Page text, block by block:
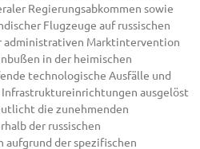
Regierungsabkommen sowie
Flugzeuge auf russischen
administrativen Marktintervention
in der heimischen
technologische Ausfälle und
ausgelöst
die zunehmenden
der russischen
aufgrund der spezifischen